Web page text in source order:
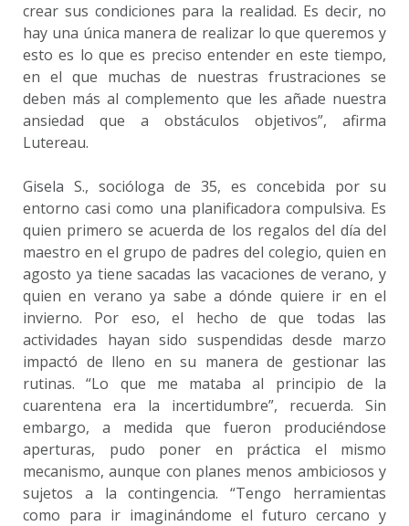
crear sus condiciones para la realidad. Es decir, no
hay una única manera de realizar lo que queremos y
esto es lo que es preciso entender en este tiempo,
en el que muchas de nuestras frustraciones se
deben más al complemento que les añade nuestra
ansiedad que a obstáculos objetivos”, afirma
Lutereau.
Gisela S., socióloga de 35, es concebida por su
entorno casi como una planificadora compulsiva. Es
quien primero se acuerda de los regalos del día del
maestro en el grupo de padres del colegio, quien en
agosto ya tiene sacadas las vacaciones de verano, y
quien en verano ya sabe a dónde quiere ir en el
invierno. Por eso, el hecho de que todas las
actividades hayan sido suspendidas desde marzo
impactó de lleno en su manera de gestionar las
rutinas. “Lo que me mataba al principio de la
cuarentena era la incertidumbre”, recuerda. Sin
embargo, a medida que fueron produciéndose
aperturas, pudo poner en práctica el mismo
mecanismo, aunque con planes menos ambiciosos y
sujetos a la contingencia. “Tengo herramientas
como para ir imaginándome el futuro cercano y